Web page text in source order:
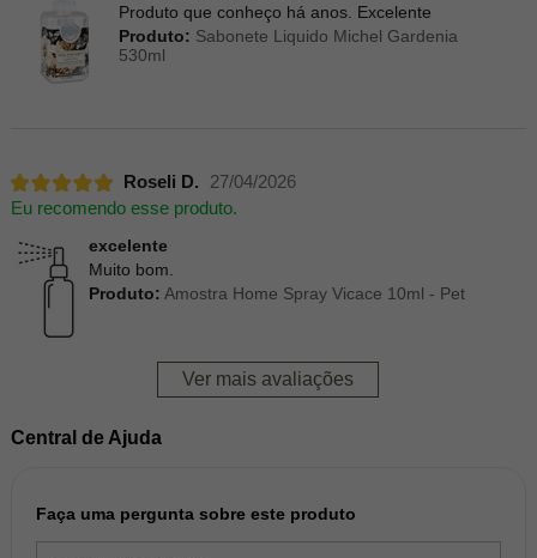
Produto que conheço há anos. Excelente
Produto: Sabonete Liquido Michel Gardenia
530ml
Roseli D.
27/04/2026
Eu recomendo esse produto.
excelente
Muito bom.
Produto: Amostra Home Spray Vicace 10ml - Pet
Ver mais avaliações
Central de Ajuda
Faça uma pergunta sobre este produto